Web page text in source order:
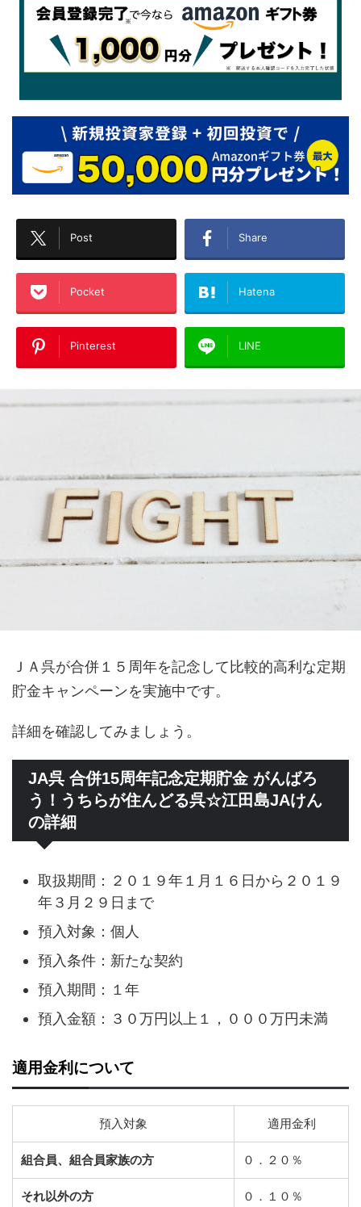
Post Share
Pocket Hatena
Pinterest LINE
ＪＡ呉が合併１５周年を記念して比較的高利な定期
貯金キャンペーンを実施中です。
詳細を確認してみましょう。
JA呉 合併15周年記念定期貯金 がんばろ
う！うちらが住んどる呉☆江田島JAけん
の詳細
取扱期間：２０１９年１月１６日から２０１９
年３月２９日まで
預入対象：個人
預入条件：新たな契約
預入期間：１年
預入金額：３０万円以上１，０００万円未満
適用金利について
預入対象 適用金利
組合員、組合員家族の方 ０．２０％
それ以外の方 ０．１０％